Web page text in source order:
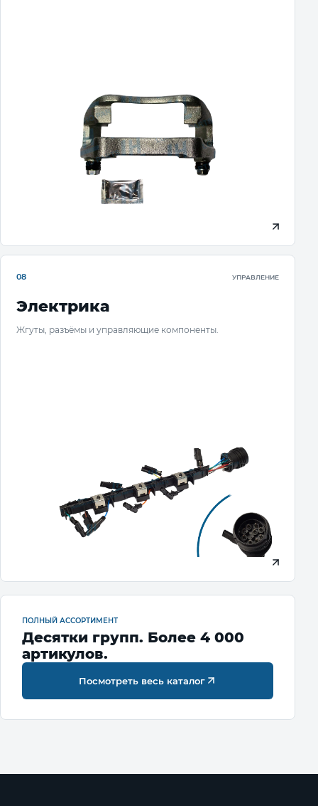
08 УПРАВЛЕНИЕ
Электрика
Жгуты, разъёмы и управляющие компоненты.
ПОЛНЫЙ АССОРТИМЕНТ
Десятки групп. Более 4 000
артикулов.
Посмотреть весь каталог